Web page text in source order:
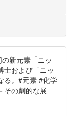
新元素「ニッ
士および「ニッ
る。#元素 #化学
その劇的な展